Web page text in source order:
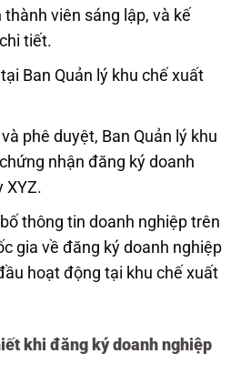
viên sáng lập, và kế
tiết.
Ban Quản lý khu chế xuất
phê duyệt, Ban Quản lý khu
nhận đăng ký doanh
XYZ.
thông tin doanh nghiệp trên
gia về đăng ký doanh nghiệp
hoạt động tại khu chế xuất
khi đăng ký doanh nghiệp